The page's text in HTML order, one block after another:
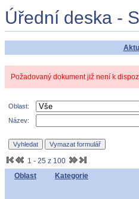
Úřední deska -
Požadovaný dokument již není k
Oblast:
Název:
1 - 25 z 100
Oblast
Kategorie